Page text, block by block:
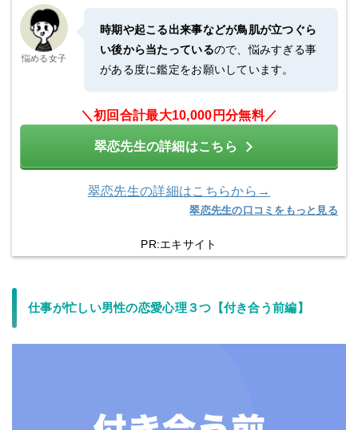
悩める女子
時期や起こる出来事などが鳥肌が立つぐら
い後から当たっているので、悩みすぎる事
がある度に鑑定をお願いしています。
＼ 初回合計最大10,000円分無料／
翠恋先生の詳細はこちら
翠恋先生の詳細はこちらから→
翠恋先生の口コミをもっと見る
PR:エキサイト
仕事が忙しい男性の恋愛心理３つ【付き合う前編】